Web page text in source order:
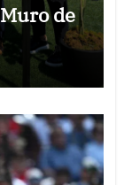
de